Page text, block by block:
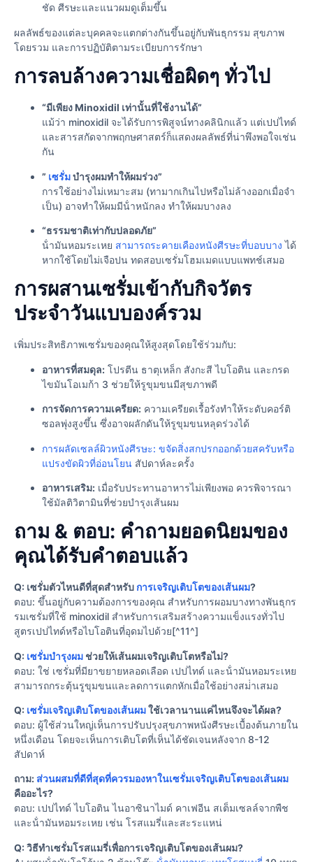
ชัด ศีรษะและแนวผมดูเต็มขึ้น
ผลลัพธ์ของแต่ละบุคคลจะแตกต่างกันขึ้นอยู่กับพันธุกรรม สุขภาพ
โดยรวม และการปฏิบัติตามระเบียบการรักษา
การลบล้างความเชื่อผิดๆ ทั่วไป
“มีเพียง Minoxidil เท่านั้นที่ใช้งานได้”
แม้ว่า minoxidil จะได้รับการพิสูจน์ทางคลินิกแล้ว แต่เปปไทด์
และสารสกัดจากพฤกษศาสตร์ก็แสดงผลลัพธ์ที่น่าพึงพอใจเช่น
กัน
” เซรั่มบํารุงผมทําให้ผมร่วง”
การใช้อย่างไม่เหมาะสม (ทามากเกินไปหรือไม่ล้างออกเมื่อจํา
เป็น) อาจทําให้ผมมีน้ําหนักลง ทําให้ผมบางลง
“ธรรมชาติเท่ากับปลอดภัย”
น้ํามันหอมระเหย สามารถระคายเคืองหนังศีรษะที่บอบบาง ได้
หากใช้โดยไม่เจือปน ทดสอบเซรั่มโฮมเมดแบบแพทช์เสมอ
การผสานเซรั่มเข้ากับกิจวัตร
ประจำวันแบบองค์รวม
เพิ่มประสิทธิภาพเซรั่มของคุณให้สูงสุดโดยใช้ร่วมกับ:
อาหารที่สมดุล: โปรตีน ธาตุเหล็ก สังกะสี ไบโอติน และกรด
ไขมันโอเมก้า 3 ช่วยให้รูขุมขนมีสุขภาพดี
การจัดการความเครียด: ความเครียดเรื้อรังทำให้ระดับคอร์ติ
ซอลพุ่งสูงขึ้น ซึ่งอาจผลักดันให้รูขุมขนหลุดร่วงได้
การผลัดเซลล์ผิวหนังศีรษะ: ขจัดสิ่งสกปรกออกด้วยสครับหรือ
แปรงขัดผิวที่อ่อนโยน สัปดาห์ละครั้ง
อาหารเสริม: เมื่อรับประทานอาหารไม่เพียงพอ ควรพิจารณา
ใช้มัลติวิตามินที่ช่วยบำรุงเส้นผม
ถาม & ตอบ: คำถามยอดนิยมของ
คุณได้รับคำตอบแล้ว
Q: เซรั่มตัวไหนดีที่สุดสําหรับ การเจริญเติบโตของเส้นผม?
ตอบ: ขึ้นอยู่กับความต้องการของคุณ สําหรับการผอมบางทางพันธุกร
รมเซรั่มที่ใช้ minoxidil สําหรับการเสริมสร้างความแข็งแรงทั่วไป
สูตรเปปไทด์หรือไบโอตินที่อุดมไปด้วย[^11^]
Q: เซรั่มบํารุงผม ช่วยให้เส้นผมเจริญเติบโตหรือไม่?
ตอบ: ใช่ เซรั่มที่มียาขยายหลอดเลือด เปปไทด์ และน้ํามันหอมระเหย
สามารถกระตุ้นรูขุมขนและลดการแตกหักเมื่อใช้อย่างสม่ําเสมอ
Q: เซรั่มเจริญเติบโตของเส้นผมใช้เวลานานแค่ไหนจึงจะได้ผล?
ตอบ: ผู้ใช้ส่วนใหญ่เห็นการปรับปรุงสุขภาพหนังศีรษะเบื้องต้นภายใน
หนึ่งเดือน โดยจะเห็นการเติบโตที่เห็นได้ชัดเจนหลังจาก 8-12
สัปดาห์
ถาม: ส่วนผสมที่ดีที่สุดที่ควรมองหาในเซรั่มเจริญเติบโตของเส้นผม
คืออะไร?
ตอบ: เปปไทด์ ไบโอติน ไนอาซินาไมด์ คาเฟอีน สเต็มเซลล์จากพืช
และน้ํามันหอมระเหย เช่น โรสแมรี่และสะระแหน่
Q: วิธีทําเซรั่มโรสแมรี่เพื่อการเจริญเติบโตของเส้นผม?